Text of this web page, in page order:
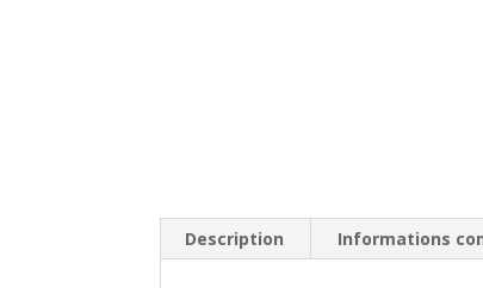
Description Informations